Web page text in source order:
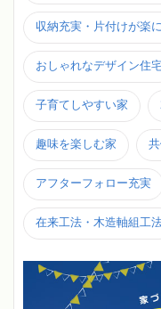
収納充実・片付けが楽
おしゃれなデザイン住
子育てしやすい家
趣味を楽しむ家
アフターフォロー充実
在来工法・木造軸組工